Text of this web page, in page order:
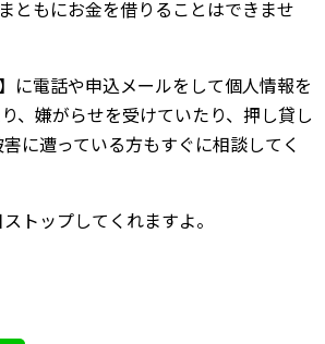
ともにお金を借りることはできませ
に電話や申込メールをして個人情報を
、嫌がらせを受けていたり、押し貸し
に遭っている方もすぐに相談してく
トップしてくれますよ。